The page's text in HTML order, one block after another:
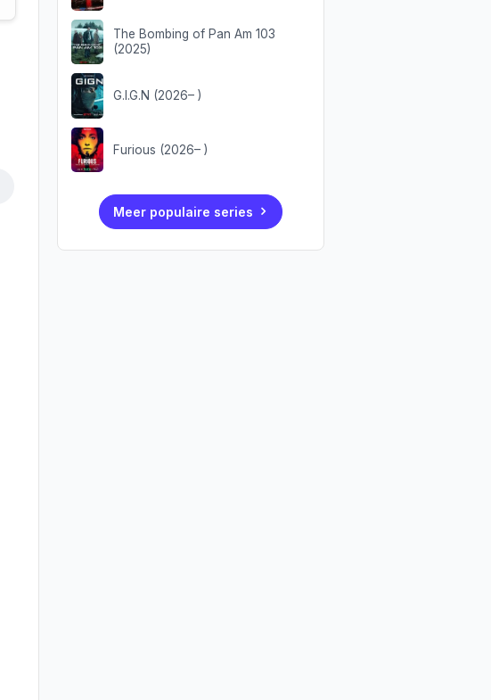
The Bombing of Pan Am 103
(2025)
G.I.G.N (2026– )
Furious (2026– )
Meer populaire series